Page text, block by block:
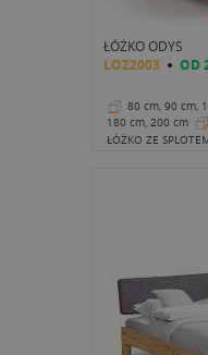
ŁÓŻKO ODYS
LOZ2003 OD
80 cm, 90 cm,
180 cm, 200 cm
cm
43 cm
ŁÓŻKO ZE